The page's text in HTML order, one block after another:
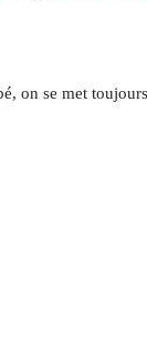
on se met